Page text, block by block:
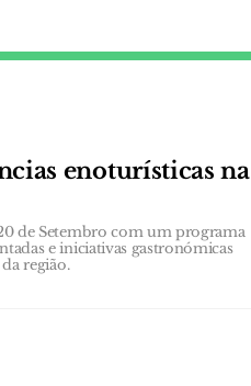
enoturísticas na
de Setembro com um programa
e iniciativas gastronómicas
região.